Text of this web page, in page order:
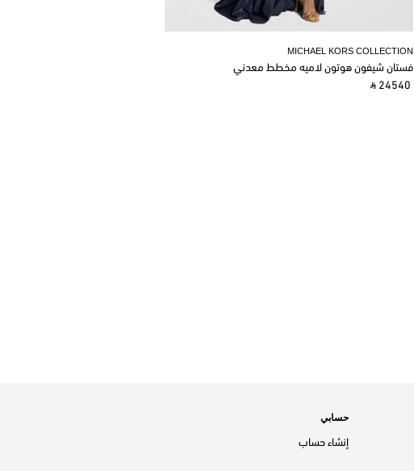
MICHAEL KORS COLLECTION
فستان شيفون هوتون لاميه مخطط معدني
‎ ⃁ 24540 ‎
حسابي
إنشاء حساب